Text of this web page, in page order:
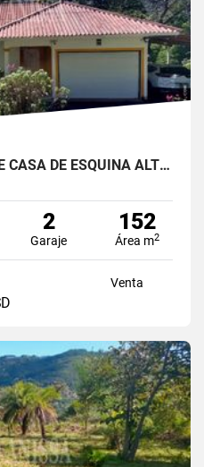
OPORTUNIDAD! SE VENDE CASA DE ESQUINA ALTOS DEL MARÍA
2
Garaje
152
Área m2
Venta